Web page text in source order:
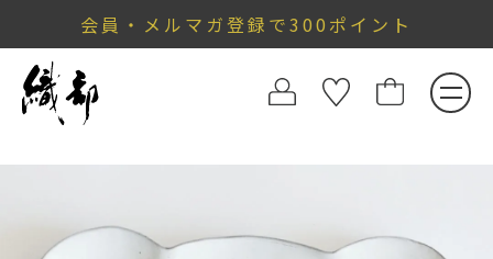
会員・メルマガ登録で300ポイント